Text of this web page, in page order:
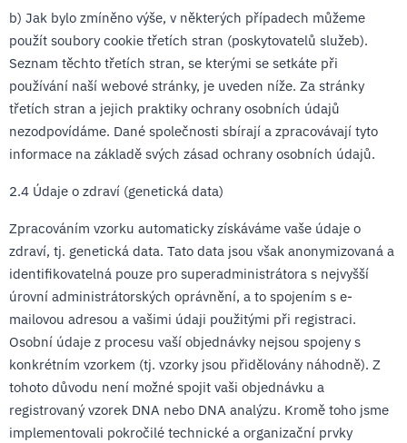
b) Jak bylo zmíněno výše, v některých případech můžeme
použít soubory cookie třetích stran (poskytovatelů služeb).
Seznam těchto třetích stran, se kterými se setkáte při
používání naší webové stránky, je uveden níže. Za stránky
třetích stran a jejich praktiky ochrany osobních údajů
nezodpovídáme. Dané společnosti sbírají a zpracovávají tyto
informace na základě svých zásad ochrany osobních údajů.
2.4 Údaje o zdraví (genetická data)
Zpracováním vzorku automaticky získáváme vaše údaje o
zdraví, tj. genetická data. Tato data jsou však anonymizovaná a
identifikovatelná pouze pro superadministrátora s nejvyšší
úrovní administrátorských oprávnění, a to spojením s e-
mailovou adresou a vašimi údaji použitými při registraci.
Osobní údaje z procesu vaší objednávky nejsou spojeny s
konkrétním vzorkem (tj. vzorky jsou přidělovány náhodně). Z
tohoto důvodu není možné spojit vaši objednávku a
registrovaný vzorek DNA nebo DNA analýzu. Kromě toho jsme
implementovali pokročilé technické a organizační prvky